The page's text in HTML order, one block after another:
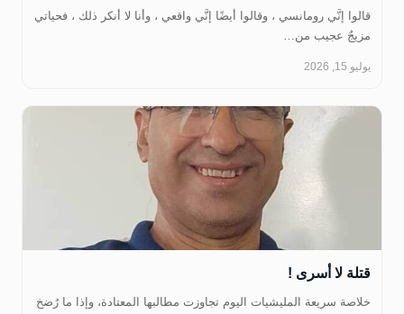
قالوا إنَّي رومانسي ، وقالوا أيضًا إنَّي واقعي ، وأنا لا أنكر ذلك ، فحياتي
مزيجٌ عجيب من…
يوليو 15, 2026
قتلة لا أسرى !
خلاصة سريعة المليشيات اليوم تجاوزت مطالبها المعتادة، وإذا ما رُضخ